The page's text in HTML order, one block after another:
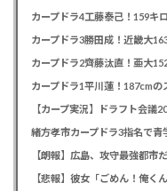
カープドラ4工藤泰己！159キ
カープドラ2齊藤汰直！亜大
【カープ実況】ドラフト会議
【朗報】広島、攻守最強都市